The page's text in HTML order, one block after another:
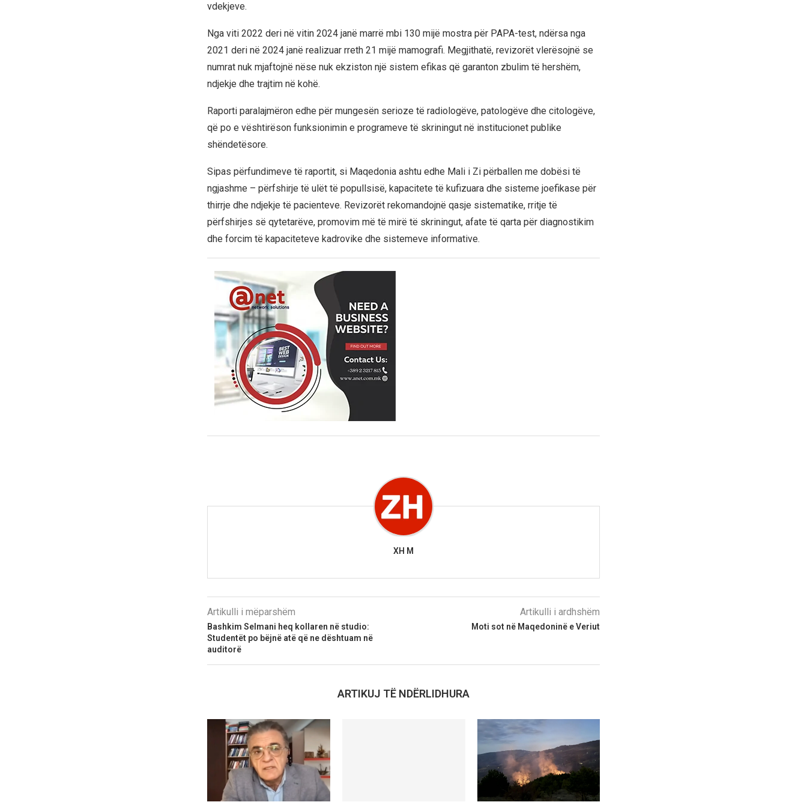
vdekjeve.
Nga viti 2022 deri në vitin 2024 janë marrë mbi 130 mijë mostra për PAPA-test, ndërsa nga
2021 deri në 2024 janë realizuar rreth 21 mijë mamografi. Megjithatë, revizorët vlerësojnë se
numrat nuk mjaftojnë nëse nuk ekziston një sistem efikas që garanton zbulim të hershëm,
ndjekje dhe trajtim në kohë.
Raporti paralajmëron edhe për mungesën serioze të radiologëve, patologëve dhe citologëve,
që po e vështirëson funksionimin e programeve të skriningut në institucionet publike
shëndetësore.
Sipas përfundimeve të raportit, si Maqedonia ashtu edhe Mali i Zi përballen me dobësi të
ngjashme – përfshirje të ulët të popullsisë, kapacitete të kufizuara dhe sisteme joefikase për
thirrje dhe ndjekje të pacienteve. Revizorët rekomandojnë qasje sistematike, rritje të
përfshirjes së qytetarëve, promovim më të mirë të skriningut, afate të qarta për diagnostikim
dhe forcim të kapaciteteve kadrovike dhe sistemeve informative.
XH M
Artikulli i mëparshëm
Bashkim Selmani heq kollaren në studio:
Studentët po bëjnë atë që ne dështuam në
auditorë
Artikulli i ardhshëm
Moti sot në Maqedoninë e Veriut
ARTIKUJ TË NDËRLIDHURA